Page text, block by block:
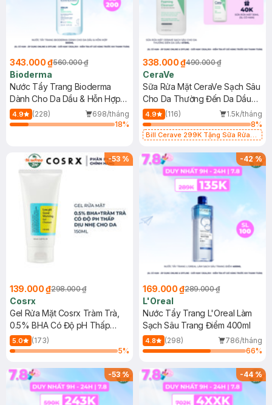
343.000 ₫560.000 ₫
Bioderma
Nước Tẩy Trang Bioderma
Dành Cho Da Dầu & Hỗn Hợp
500ml
4.9 (228)
698/tháng
18%
338.000 ₫490.000 ₫
CeraVe
Sữa Rửa Mặt CeraVe Sạch Sâu
Cho Da Thường Đến Da Dầu
473ml
4.9 (116)
1.5k/tháng
8%
Bill Cerave 299K Tặng Sữa Rửa
-53 %
139.000 ₫298.000 ₫
Cosrx
Gel Rửa Mặt Cosrx Tràm Trà,
0.5% BHA Có Độ pH Thấp
150ml
5.0
(173)
5%
-42%
169.000 ₫289.000 ₫
L'Oreal
Nước Tẩy Trang L'Oreal Làm
Sạch Sâu Trang Điểm 400ml
4.8 (298)
786/tháng
66%
-53% -44%